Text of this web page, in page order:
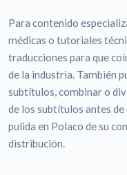
Para contenido
médicas o tutoriales
traducciones para que
de la industria. También
subtítulos, combinar o
de los subtítulos antes
pulida en Polaco de su
distribución.